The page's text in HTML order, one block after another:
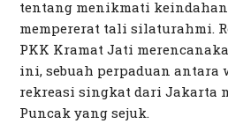
tentang menikmati
mempererat tali silaturahmi.
PKK Kramat Jati
ini, sebuah perpaduan antara
rekreasi singkat dari Jakarta
Puncak yang sejuk.